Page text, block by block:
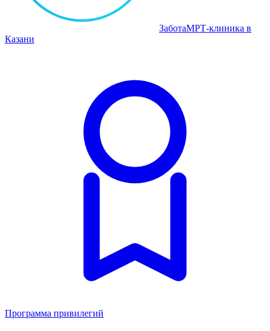
ЗаботаМРТ‑клиника в
Казани
Программа привилегий